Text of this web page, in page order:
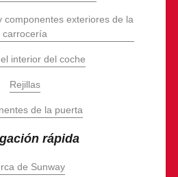
componentes exteriores de la
carrocería
interior del coche
Rejillas
de la puerta
rápida
de Sunway